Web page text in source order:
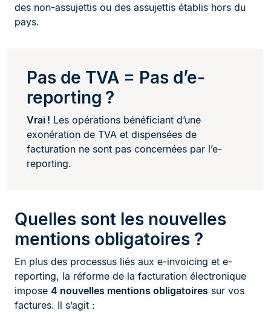
des non-assujettis ou des assujettis établis hors du
pays.
Pas de TVA = Pas d’e-
reporting ?
Vrai ! Les opérations bénéficiant d’une
exonération de TVA et dispensées de
facturation ne sont pas concernées par l’e-
reporting.
Quelles sont les nouvelles
mentions obligatoires ?
En plus des processus liés aux e-invoicing et e-
reporting, la réforme de la facturation électronique
impose 4 nouvelles mentions obligatoires sur vos
factures. Il s’agit :